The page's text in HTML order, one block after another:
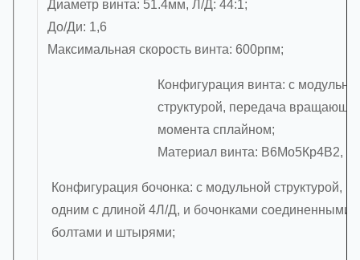
Диаметр винта: 51.4мм, Л/Д: 44:1;
До/Ди: 1,6
Максимальная скорость винта: 600рпм;
Конфигурация винта: с
структурой, передача
момента сплайном;
Материал винта: В6Мо5Кр4В2,
Конфигурация бочонка: с модульной структурой,
одним с длиной 4Л/Д, и бочонками соединенными
болтами и штырями;